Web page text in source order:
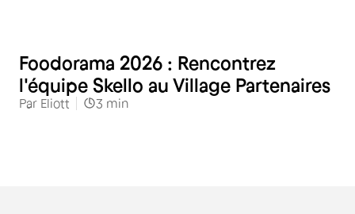
Foodorama 2026 : Rencontrez
l'équipe Skello au Village Partenaires
Par Eliott 3 min